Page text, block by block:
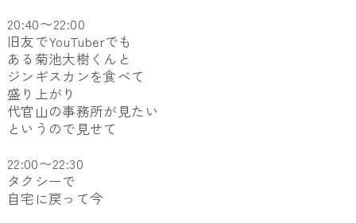
20:40〜22:00
旧友でYouTuberでも
ある菊池大樹くんと
ジンギスカンを食べて
盛り上がり
代官山の事務所が見たい
というので見せて
22:00〜22:30
タクシーで
自宅に戻って今